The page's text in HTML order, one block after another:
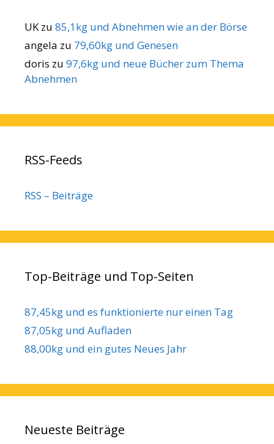
UKzu 85,1kg und Abnehmen wie an der Börse
angela zu 79,60kg und Genesen
doris zu 97,6kg und neue Bücher zum Thema
Abnehmen
RSS-Feeds
RSS – Beiträge
Top-Beiträge und Top-Seiten
87,45kg und es funktionierte nur einen Tag
87,05kg und Aufladen
88,00kg und ein gutes Neues Jahr
Neueste Beiträge